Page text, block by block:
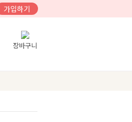
가입하기
장바구니